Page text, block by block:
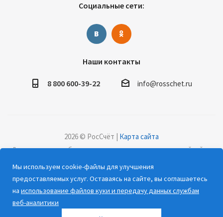
Социальные сети:
Наши контакты
8 800 600-39-22 info@rosschet.ru
2026 © РосСчёт | Карта сайта
Дорогие клиенты, обращаем ваше внимание на то, что данный сайт и
на сайте, носят информационный характер и ни при каких условиях не
являются публичной офертой, определяемой положениями Статьи 437
(2) Гражданского кодекса РФ.
Мы используем cookie-файлы для улучшения
предоставляемых услуг. Оставаясь на сайте, вы соглашаетесь
на использование файлов куки и передачу данных службам
веб-аналитики